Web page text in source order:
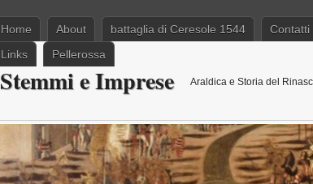
Home About battaglia di Ceresole 1544 Contatti
Links
Pellerossa
Stemmi e Imprese Araldica e Storia del